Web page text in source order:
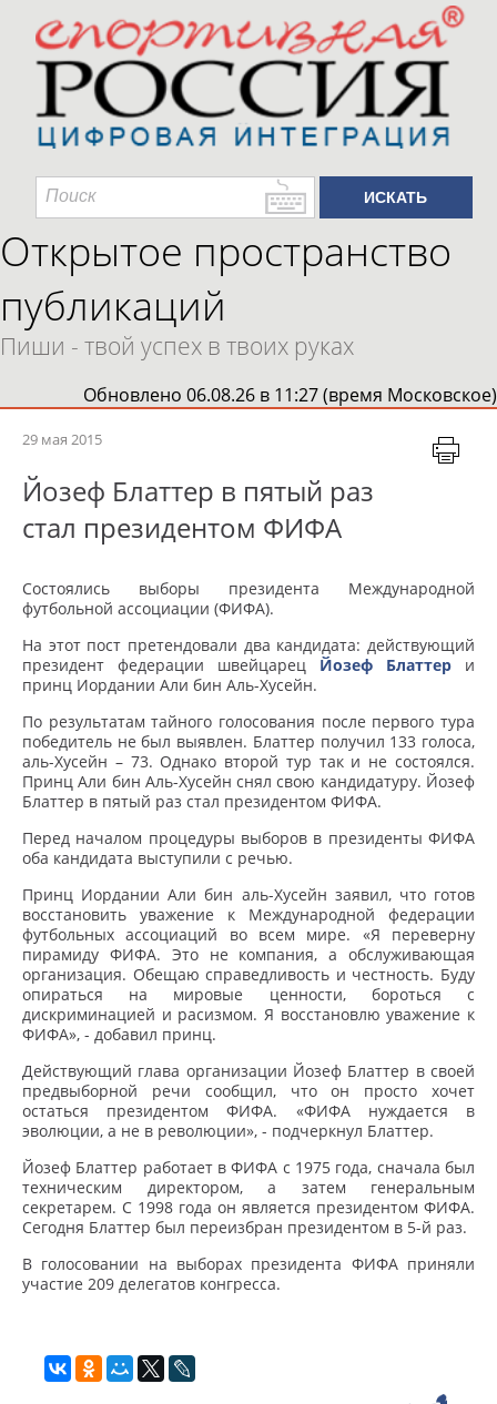
Открытое пространство
публикаций
Пиши - твой успех в твоих руках
Обновлено 06.08.26 в 11:27 (время Московское)
29 мая 2015
Йозеф Блаттер в пятый раз
стал президентом ФИФА
Состоялись выборы президента Международной
футбольной ассоциации (ФИФА).
На этот пост претендовали два кандидата: действующий
президент федерации швейцарец Йозеф Блаттер и
принц Иордании Али бин Аль-Хусейн.
По результатам тайного голосования после первого тура
победитель не был выявлен. Блаттер получил 133 голоса,
аль-Хусейн – 73. Однако второй тур так и не состоялся.
Принц Али бин Аль-Хусейн снял свою кандидатуру. Йозеф
Блаттер в пятый раз стал президентом ФИФА.
Перед началом процедуры выборов в президенты ФИФА
оба кандидата выступили с речью.
Принц Иордании Али бин аль-Хусейн заявил, что готов
восстановить уважение к Международной федерации
футбольных ассоциаций во всем мире. «Я переверну
пирамиду ФИФА. Это не компания, а обслуживающая
организация. Обещаю справедливость и честность. Буду
опираться на мировые ценности, бороться с
дискриминацией и расизмом. Я восстановлю уважение к
ФИФА», - добавил принц.
Действующий глава организации Йозеф Блаттер в своей
предвыборной речи сообщил, что он просто хочет
остаться президентом ФИФА. «ФИФА нуждается в
эволюции, а не в революции», - подчеркнул Блаттер.
Йозеф Блаттер работает в ФИФА с 1975 года, сначала был
техническим директором, а затем генеральным
секретарем. С 1998 года он является президентом ФИФА.
Сегодня Блаттер был переизбран президентом в 5-й раз.
В голосовании на выборах президента ФИФА приняли
участие 209 делегатов конгресса.